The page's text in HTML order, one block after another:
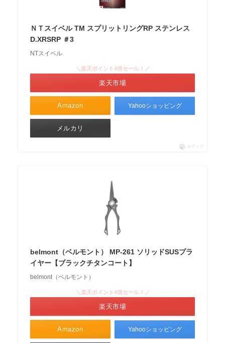
ＮＴスイベル TM スプリットリングRP ステンレス
D.XRSRP ＃3
NTスイベル
Amazon
＼楽天ポイント4倍セール！／
楽天市場
Yahooショッピング
メルカリ
ポチップ
belmont（ベルモント） MP-261 ソリッドSUSプラ
イヤー【ブラックチタンコート】
belmont（ベルモント）
Amazon
＼楽天ポイント4倍セール！／
楽天市場
Yahooショッピング